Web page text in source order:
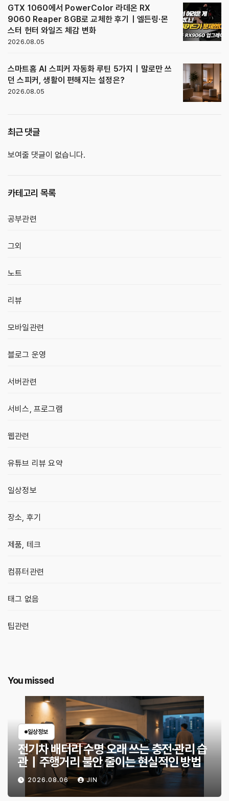
GTX 1060에서 PowerColor 라데온 RX
9060 Reaper 8GB로 교체한 후기｜엘든링·몬
스터 헌터 와일즈 체감 변화
2026.08.05
스마트홈 AI 스피커 자동화 루틴 5가지｜말로만 쓰
던 스피커, 생활이 편해지는 설정은?
2026.08.05
최근 댓글
보여줄 댓글이 없습니다.
카테고리 목록
공부관련
그외
노트
리뷰
모바일관련
블로그 운영
서버관련
서비스, 프로그램
웹관련
유튜브 리뷰 요약
일상정보
장소, 후기
제품, 테크
컴퓨터관련
태그 없음
팁관련
You missed
일상정보
전기차 배터리 수명 오래 쓰는 충전·관리 습
관｜주행거리 불안 줄이는 현실적인 방법
2026.08.06 JIN